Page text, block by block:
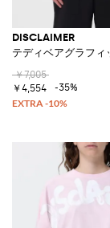
DISCLAIMER
テディベアグラフィ
￥7,005
￥4,554
-35%